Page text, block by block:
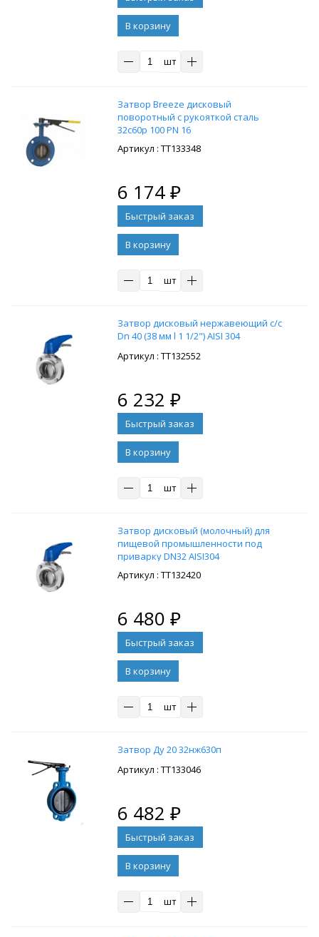
В корзину
шт
Затвор Breeze дисковый
поворотный с рукояткой сталь
32с60р 100 PN 16
: ТТ133348
6 174₽
В корзину
шт
Затвор дисковый нержавеющий с/с
Dn 40 (38 мм l 1 1/2") AISI 304
: ТТ132552
6 232 ₽
В корзину
шт
Затвор дисковый (молочный) для
пищевой промышленности под
приварку DN32 AISI304
: ТТ132420
6 480 ₽
В корзину
шт
Затвор Ду 20 32нж630п
: ТТ133046
6 482 ₽
В корзину
шт